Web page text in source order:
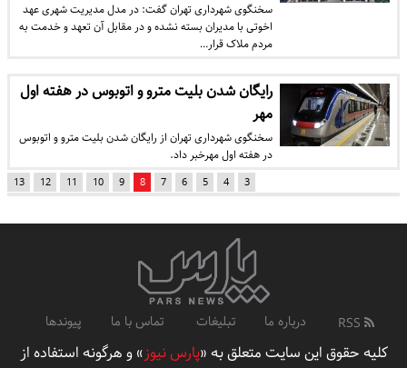
سخنگوی شهرداری تهران گفت: در مدل مدیریت شهری عهد
اخوتی با مدیران بسته نشده و در مقابل آن تعهد و خدمت به
مردم ملاک قرار…
رایگان شدن بلیت مترو و اتوبوس در هفته اول
مهر
سخنگوی شهرداری تهران از رایگان شدن بلیت مترو و اتوبوس
در هفته اول مهرخبر داد.
3
4
5
6
7
8
9
10
11
12
13
درباره ما تبلیغات تماس با ما پیوندها
کلیه حقوق این سایت متعلق به «پارس نیوز» و هرگونه استفاده از